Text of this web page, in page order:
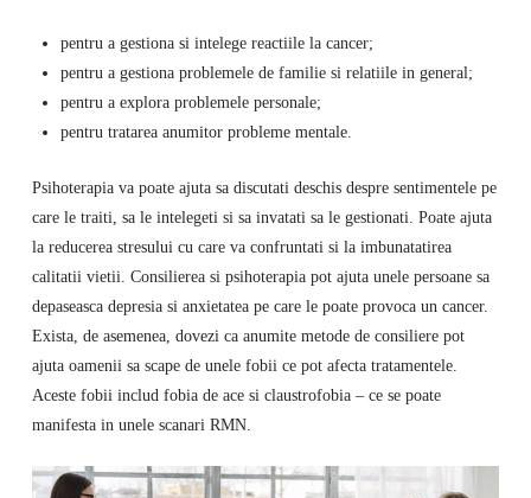
pentru a gestiona si intelege reactiile la cancer;
pentru a gestiona problemele de familie si relatiile in general;
pentru a explora problemele personale;
pentru tratarea anumitor probleme mentale.
Psihoterapia va poate ajuta sa discutati deschis despre sentimentele pe
care le traiti, sa le intelegeti si sa invatati sa le gestionati. Poate ajuta
la reducerea stresului cu care va confruntati si la imbunatatirea
calitatii vietii. Consilierea si psihoterapia pot ajuta unele persoane sa
depaseasca depresia si anxietatea pe care le poate provoca un cancer.
Exista, de asemenea, dovezi ca anumite metode de consiliere pot
ajuta oamenii sa scape de unele fobii ce pot afecta tratamentele.
Aceste fobii includ fobia de ace si claustrofobia – ce se poate
manifesta in unele scanari RMN.